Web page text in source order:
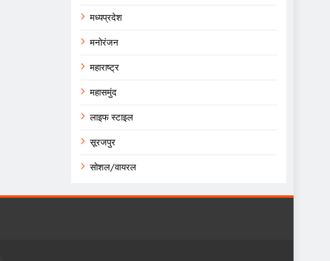
मध्यप्रदेश
मनोरंजन
महाराष्ट्र
महासमुंद
लाइफ स्टाइल
सूरजपुर
सोशल/वायरल